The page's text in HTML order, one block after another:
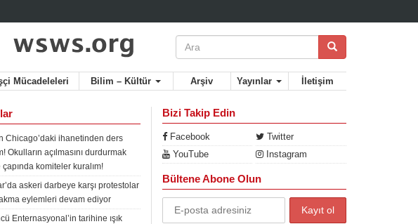
Mücadeleleri Bilim – Kültür Arşiv Yayınlar İletişim
Chicago’daki ihanetinden ders
Okulların açılmasını durdurmak
komiteler kuralım!
askeri darbeye karşı protestolar
eylemleri devam ediyor
Enternasyonal’in tarihine ışık
Bizi Takip Edin
Facebook
Twitter
YouTube
Instagram
Bültene Abone Olun